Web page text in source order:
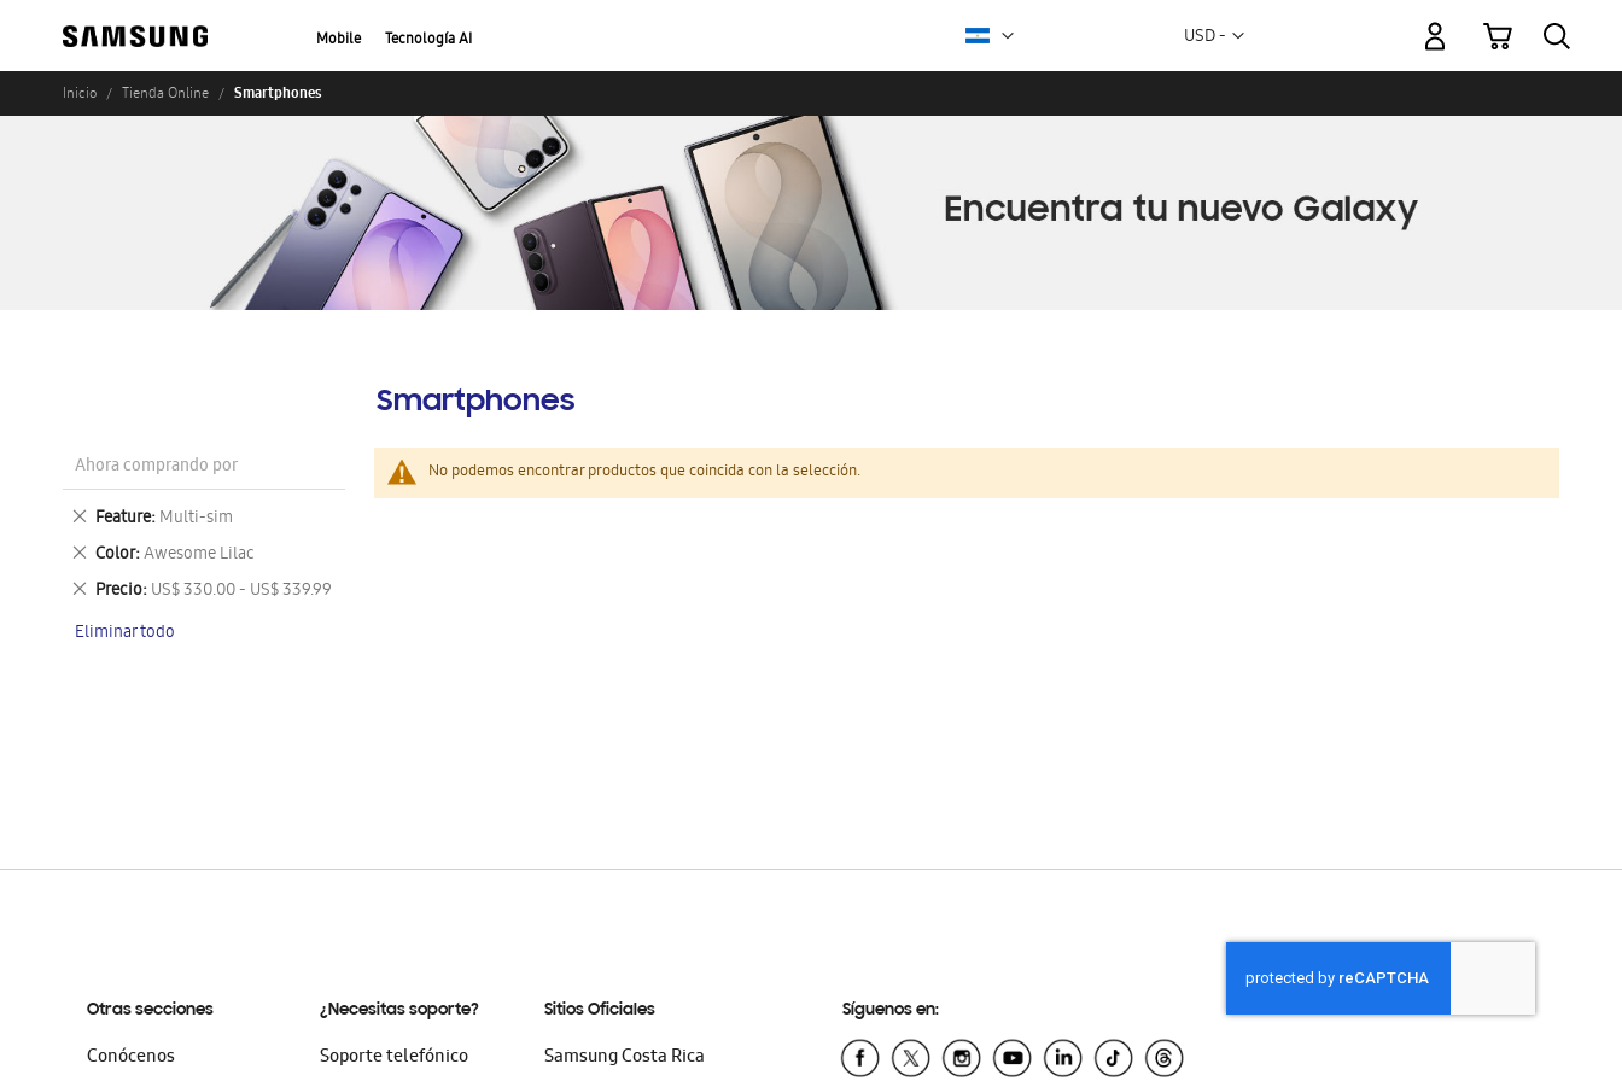
Mobile Tecnología AI Moneda
USD -
Mi carrito
Inicio Tienda Online Smartphones
Smartphones
No podemos encontrar productos que coincida con la selección.
Ahora comprando por
Feature Multi-sim
Eliminar
este
artículo
Color Awesome Lilac
Eliminar
este
artículo
Precio US$ 330.00 - US$ 339.99
Eliminar
artículo
Eliminar todo
Otras secciones
Conócenos
¿Necesitas soporte?
Soporte telefónico
Sitios Oficiales
Samsung Costa Rica
Síguenos en: